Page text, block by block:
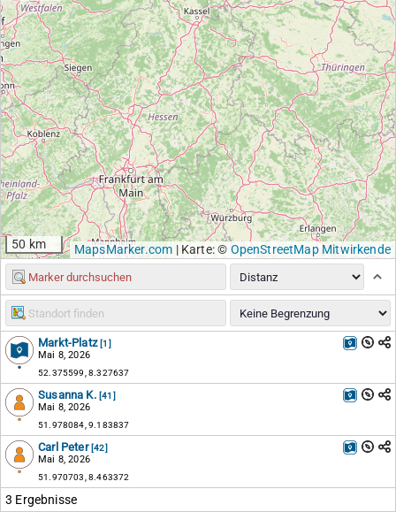
50 km MapsMarker.com |Karte: © OpenStreetMap Mitwirkende
Markt-Platz [1]
Mai 8, 2026
52.375599, 8.327637
Susanna K. [41]
Mai 8, 2026
51.978084, 9.183837
Carl Peter [42]
Mai 8, 2026
51.970703, 8.463372
3 Ergebnisse